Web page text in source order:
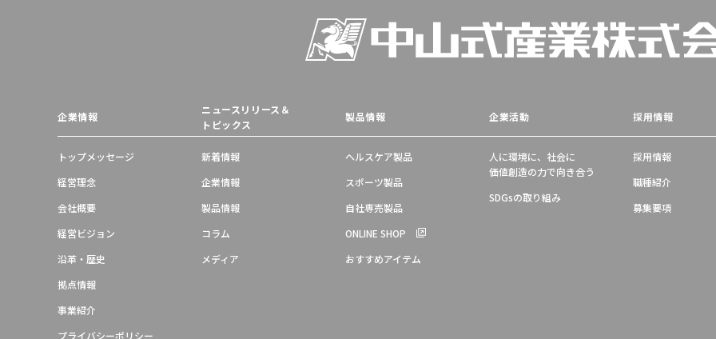
企業情報
トップメッセージ
経営理念
会社概要
経営ビジョン
沿革・歴史
拠点情報
事業紹介
プライバシーポリシー
ニュースリリース＆
トピックス
新着情報
企業情報
製品情報
コラム
メディア
製品情報
ヘルスケア製品
スポーツ製品
自社専売製品
ONLINE SHOP
おすすめアイテム
企業活動
人に環境に、社会に
価値創造の力で向き合う
SDGsの取り組み
採用情報
採用情報
職種紹介
募集要項